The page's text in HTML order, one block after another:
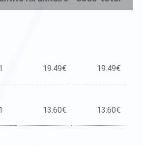
19.49€ 19.49€
13.60€ 13.60€